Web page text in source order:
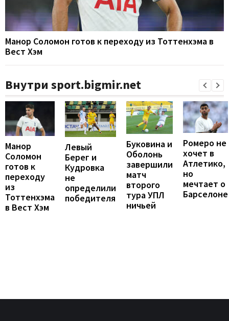
Манор Соломон готов к переходу из Тоттенхэма в
Вест Хэм
Внутри sport.bigmir.net
Манор
Соломон
готов к
переходу
из
Тоттенхэма
в Вест Хэм
Левый
Берег и
Кудровка
не
определили
победителя
Буковина и
Оболонь
завершили
матч
второго
тура УПЛ
ничьей
Ромеро не
хочет в
Атлетико,
но
мечтает о
Барселоне